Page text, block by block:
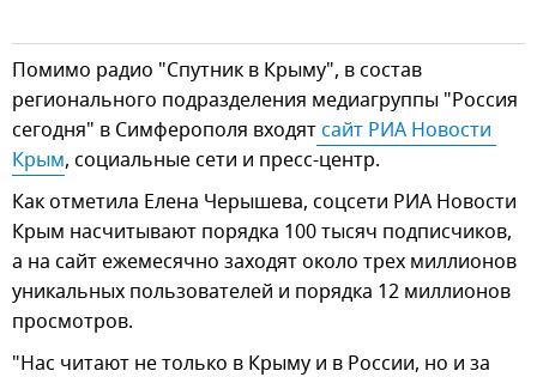
Помимо радио "Спутник в Крыму", в состав
регионального подразделения медиагруппы "Россия
сегодня" в Симферополя входят сайт РИА Новости
Крым, социальные сети и пресс-центр.
Как отметила Елена Черышева, соцсети РИА Новости
Крым насчитывают порядка 100 тысяч подписчиков,
а на сайт ежемесячно заходят около трех миллионов
уникальных пользователей и порядка 12 миллионов
просмотров.
"Нас читают не только в Крыму и в России, но и за